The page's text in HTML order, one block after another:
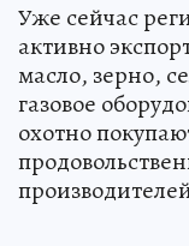
Уже сейчас
активно
масло, зерно,
газовое
охотно